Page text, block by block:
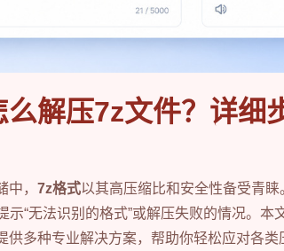
解压7z文件？详细
， 7z格式以其高压缩比和安全性备受青
示“无法识别的格式”或解压失败的情况。本
供多种专业解决方案，帮助你轻松应对各类